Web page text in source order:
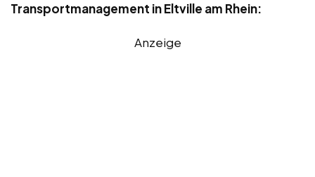
Transportmanagement in Eltville am Rhein:
Anzeige